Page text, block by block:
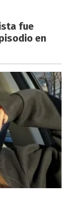
fue
en